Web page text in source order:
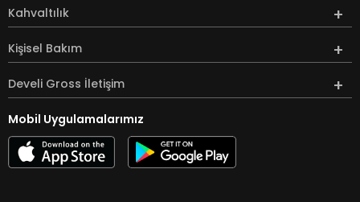
Kahvaltılık
Kişisel Bakım
Develi Gross İletişim
Mobil Uygulamalarımız